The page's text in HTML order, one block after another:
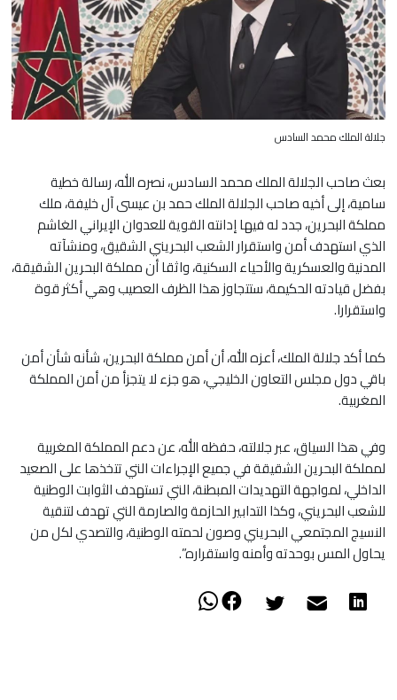
جلالة الملك محمد السادس
بعث صاحب الجلالة الملك محمد السادس، نصره الله، رسالة خطية
سامية، إلى أخيه صاحب الجلالة الملك حمد بن عيسى آل خليفة، ملك
مملكة البحرين، جدد له فيها إدانته القوية للعدوان الإيراني الغاشم
الذي استهدف أمن واستقرار الشعب البحريني الشقيق، ومنشآته
المدنية والعسكرية والأحياء السكنية، واثقا أن مملكة البحرين الشقيقة،
بفضل قيادته الحكيمة، ستتجاوز هذا الظرف العصيب وهي أكثر قوة
واستقرارا.
كما أكد جلالة الملك، أعزه الله، أن أمن مملكة البحرين، شأنه شأن أمن
باقي دول مجلس التعاون الخليجي، هو جزء لا يتجزأ من أمن المملكة
المغربية.
وفي هذا السياق، عبر جلالته، حفظه الله، عن دعم المملكة المغربية
لمملكة البحرين الشقيقة في جميع الإجراءات التي تتخذها على الصعيد
الداخلي، لمواجهة التهديدات المبطنة، التي تستهدف الثوابت الوطنية
للشعب البحريني، وكذا التدابير الحازمة والصارمة التي تهدف لتنقية
النسيج المجتمعي البحريني وصون لحمته الوطنية، والتصدي لكل من
يحاول المس بوحدته وأمنه واستقراره”.